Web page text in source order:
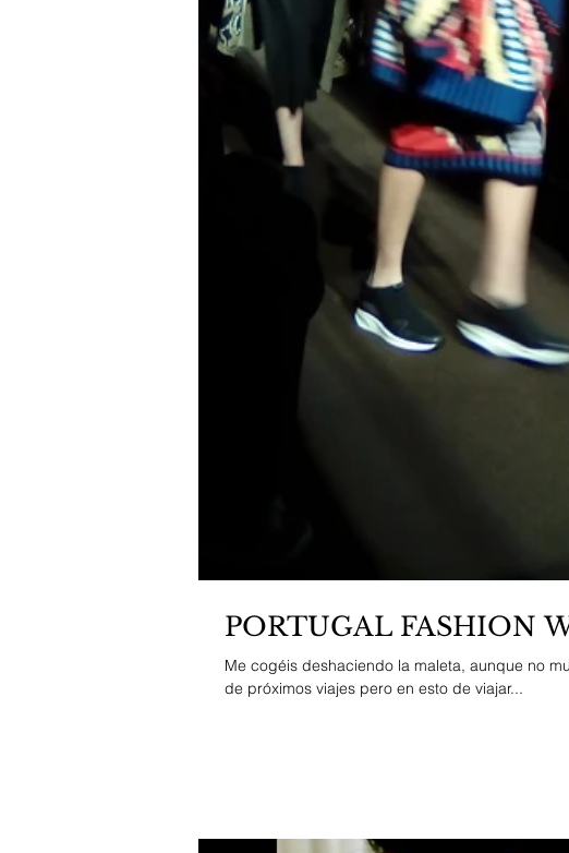
PORTUGAL FASHION
Me cogéis deshaciendo la maleta, aunque no
de próximos viajes pero en esto de viajar...